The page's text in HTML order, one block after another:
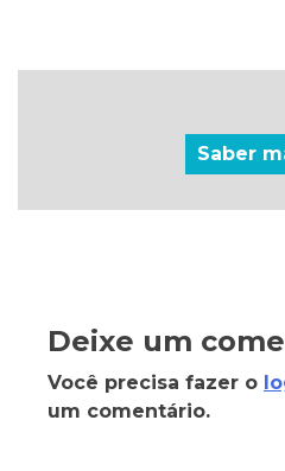
Saber
Deixe um
Você precisa fazer o
um comentário.